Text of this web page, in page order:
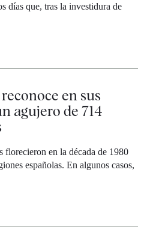
días que, tras la investidura de
en sus
agujero de 714
florecieron en la década de 1980
españolas. En algunos casos,